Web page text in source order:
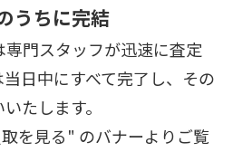
うちに完結
門スタッフが迅速に査定
日中にすべて完了し、その
たします。
を見る" のバナーよりご覧